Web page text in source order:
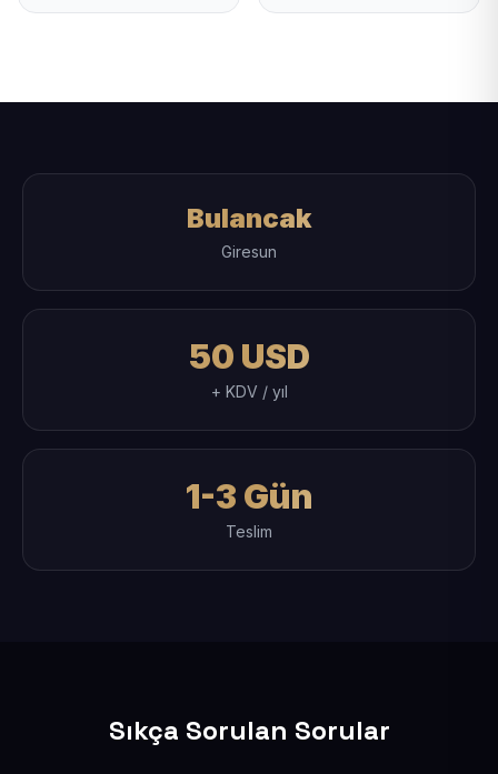
Bulancak
Giresun
50 USD
+ KDV / yıl
1-3 Gün
Teslim
Sıkça Sorulan Sorular